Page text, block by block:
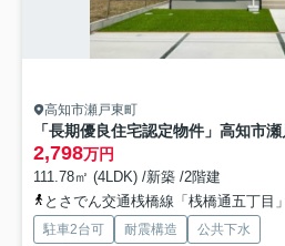
高知市瀬戸東町
2,798万円
111.78㎡ (4LDK) /新築 /2階建
とさでん交通桟橋線「桟橋通五丁目
駐車2台可 耐震構造
公共下水